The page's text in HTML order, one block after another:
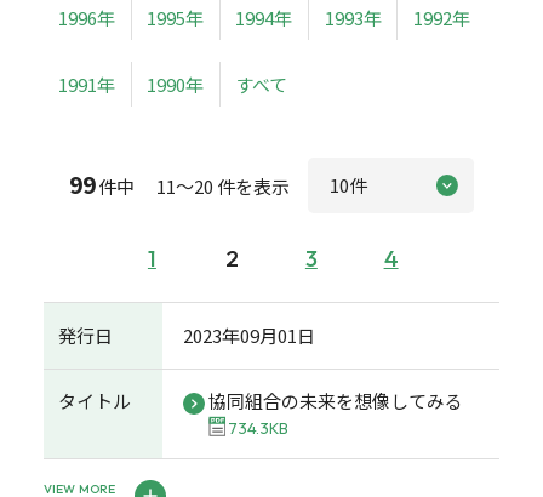
1996年 1995年 1994年 1993年 1992年
1991年 1990年 すべて
99件中 11～20 件を表示
1 2 3 4
発行日 2023年09月01日
タイトル 協同組合の未来を想像してみる
734.3KB
VIEW MORE